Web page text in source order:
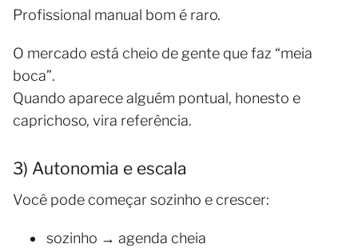
Profissional manual bom é raro.
O mercado está cheio de gente que faz “meia
boca”.
Quando aparece alguém pontual, honesto e
caprichoso, vira referência.
3) Autonomia e escala
Você pode começar sozinho e crescer:
sozinho → agenda cheia